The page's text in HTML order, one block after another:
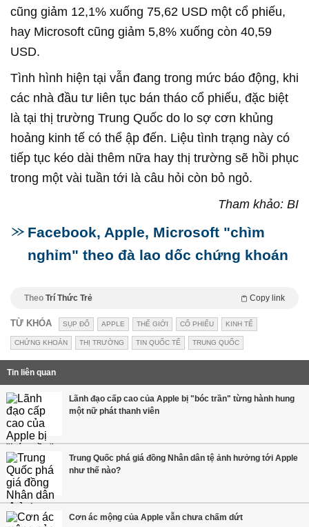
cũng giảm 12,1% xuống 75,62 USD một cổ phiếu,
hay Microsoft cũng giảm 5,8% xuống còn 40,59
USD.
Tình hình hiện tại vẫn đang trong mức báo động, khi
các nhà đầu tư liên tục bán tháo cổ phiếu, đặc biệt
là tại thị trường Trung Quốc do lo sợ cơn khủng
hoảng kinh tế có thể ập đến. Liệu tình trạng này có
tiếp tục kéo dài thêm nữa hay thị trường sẽ hồi phục
trong một vài tuần tới là câu hỏi còn bỏ ngỏ.
Tham khảo: BI
Facebook, Apple, Microsoft "chìm
nghỉm" theo đà lao dốc chứng khoán
Theo Trí Thức Trẻ Copy link
TỪ KHÓA SỤP ĐỔ APPLE THẾ GIỚI CỔ PHIẾU KINH TẾ
CHỨNG KHOÁN THỊ TRƯỜNG TIN QUỐC TẾ TRUNG QUỐC
Tin liên quan
Lãnh đạo cấp cao của Apple bị "bóc trần" từng hành hung
một nữ phát thanh viên
Trung Quốc phá giá đồng Nhân dân tệ ảnh hưởng tới Apple
như thế nào?
Cơn ác mộng của Apple vẫn chưa chấm dứt